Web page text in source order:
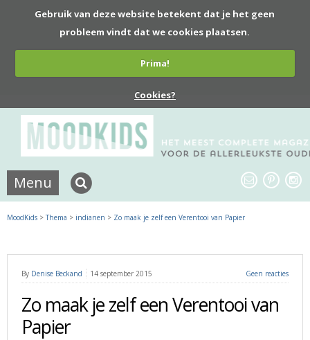
Gebruik van deze website betekent dat je het geen
probleem vindt dat we cookies plaatsen.
Prima!
Cookies?
Menu
MoodKids >Thema > indianen > Zo maak je zelf een Verentooi van Papier
By Denise Beckand 14 september 2015 Geen reacties
Zo maak je zelf een Verentooi van
Papier